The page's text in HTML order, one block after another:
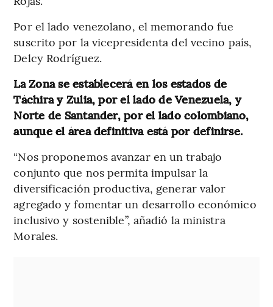
Por el lado venezolano, el memorando fue
suscrito por la vicepresidenta del vecino país,
Delcy Rodríguez.
La Zona se establecerá en los estados de
Táchira y Zulia, por el lado de Venezuela, y
Norte de Santander, por el lado colombiano,
aunque el área definitiva está por definirse.
“Nos proponemos avanzar en un trabajo
conjunto que nos permita impulsar la
diversificación productiva, generar valor
agregado y fomentar un desarrollo económico
inclusivo y sostenible”, añadió la ministra
Morales.